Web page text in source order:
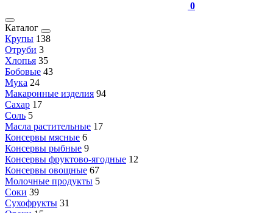
0
Каталог
Крупы 138
Отруби 3
Хлопья 35
Бобовые 43
Мука 24
Макаронные изделия 94
Сахар 17
Соль 5
Масла растительные 17
Консервы мясные 6
Консервы рыбные 9
Консервы фруктово-ягодные 12
Консервы овощные 67
Молочные продукты 5
Соки 39
Сухофрукты 31